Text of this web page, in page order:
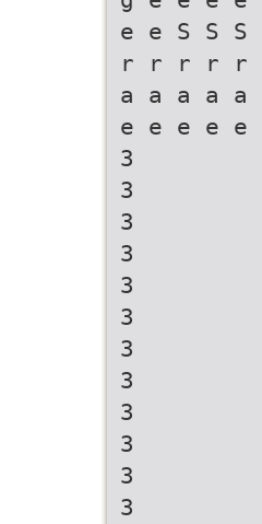
e e S
r r r r r
a a a a a
e e e e e
3
3
3
3
3
3
3
3
3
3
3
3